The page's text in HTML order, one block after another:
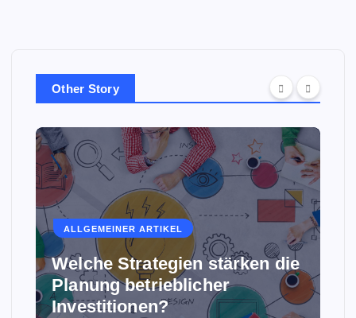
Other Story
ALLGEMEINER ARTIKEL
Welche Strategien stärken die
Planung betrieblicher
Investitionen?